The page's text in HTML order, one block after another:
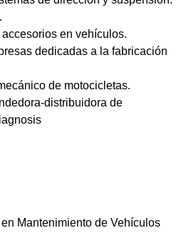
en vehículos.
dedicadas a la fabricación
de motocicletas.
distribuidora de
Mantenimiento de Vehículos